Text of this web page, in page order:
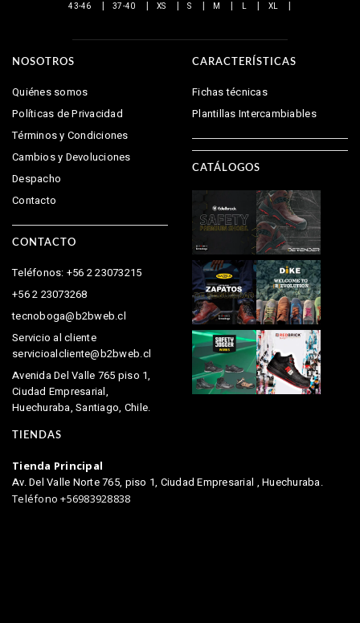
43-46
37-40 XS S M L XL
NOSOTROS
Quiénes somos
Políticas de Privacidad
Términos y Condiciones
Cambios y Devoluciones
Despacho
Contacto
CONTACTO
Teléfonos: +56 2 23073215
+56 2 23073268
tecnoboga@b2bweb.cl
Servicio al cliente
servicioalcliente@b2bweb.cl
Avenida Del Valle 765 piso 1,
Ciudad Empresarial,
Huechuraba, Santiago, Chile.
CARACTERÍSTICAS
Fichas técnicas
Plantillas Intercambiables
CATÁLOGOS
TIENDAS
Tienda Principal
Av. Del Valle Norte 765, piso 1, Ciudad Empresarial , Huechuraba.
Teléfono +56983928838